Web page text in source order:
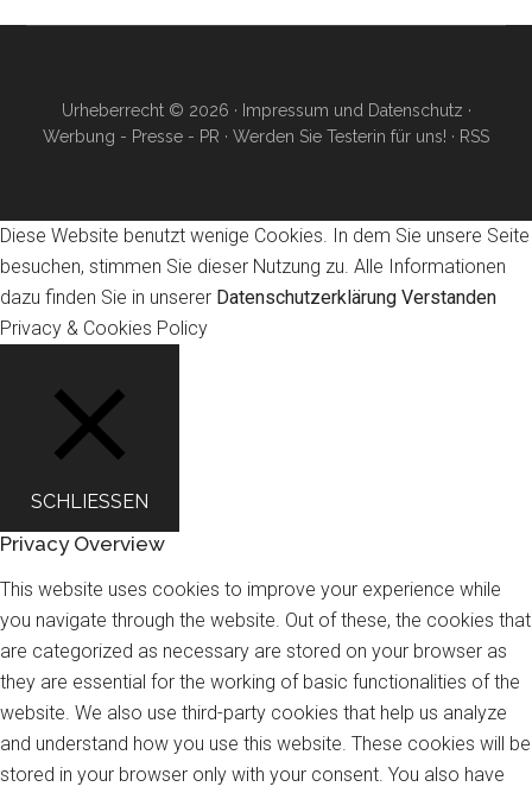
Urheberrecht © 2026 · Impressum und Datenschutz ·
Werbung - Presse - PR · Werden Sie Testerin für uns! · RSS
Diese Website benutzt wenige Cookies. In dem Sie unsere Seite
besuchen, stimmen Sie dieser Nutzung zu. Alle Informationen
dazu finden Sie in unserer Datenschutzerklärung Verstanden
Privacy & Cookies Policy
SCHLIESSEN
Privacy Overview
This website uses cookies to improve your experience while
you navigate through the website. Out of these, the cookies that
are categorized as necessary are stored on your browser as
they are essential for the working of basic functionalities of the
website. We also use third-party cookies that help us analyze
and understand how you use this website. These cookies will be
stored in your browser only with your consent. You also have